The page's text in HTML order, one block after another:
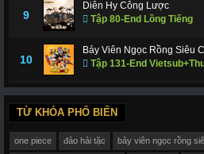
9
Diên Hy Công Lược
Tập 80-End Lồng Tiếng
10
Bảy Viên Ngọc Rồng Siêu
Tập 131-End
TỪ KHÓA PHỔ BIẾN
one piece đảo hải tặc bảy viên ngọc rồng